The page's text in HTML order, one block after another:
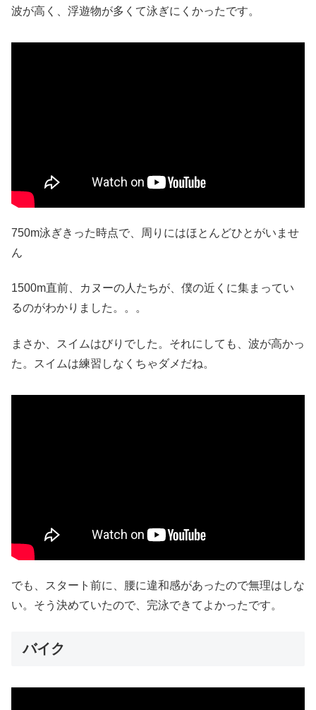
波が高く、浮遊物が多くて泳ぎにくかったです。
750m泳ぎきった時点で、周りにはほとんどひとがいませ
ん
1500m直前、カヌーの人たちが、僕の近くに集まってい
るのがわかりました。。。
まさか、スイムはびりでした。それにしても、波が高かっ
た。スイムは練習しなくちゃダメだね。
でも、スタート前に、腰に違和感があったので無理はしな
い。そう決めていたので、完泳できてよかったです。
バイク